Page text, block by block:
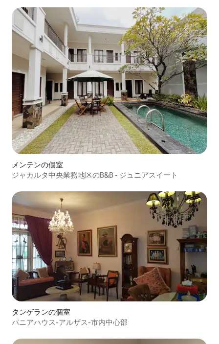
メンテンの個室
ジャカルタ中央業務地区のB&B - ジュニアスイート
タンゲランの個室
パニアハウス-アルザス-市内中心部